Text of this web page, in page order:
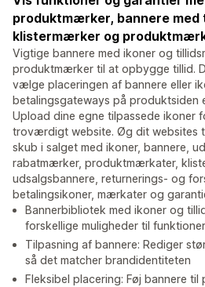
produktmærker, bannere
klistermærker og
Vigtige bannere med ikoner og
produktmærker til at opbygge tillid.
vælge placeringen af bannere eller
betalingsgateways på produktsiden
Upload dine egne tilpassede ikoner
troværdigt website. Øg dit
skub i salget med ikoner, bannere,
rabatmærker, produktmærkater,
udsalgsbannere, returnerings- og
betalingsikoner, mærkater og
Bannerbibliotek med ikoner og
forskellige muligheder til
Tilpasning af bannere: Rediger
så det matcher brandidentiteten
Fleksibel placering: Føj bannere